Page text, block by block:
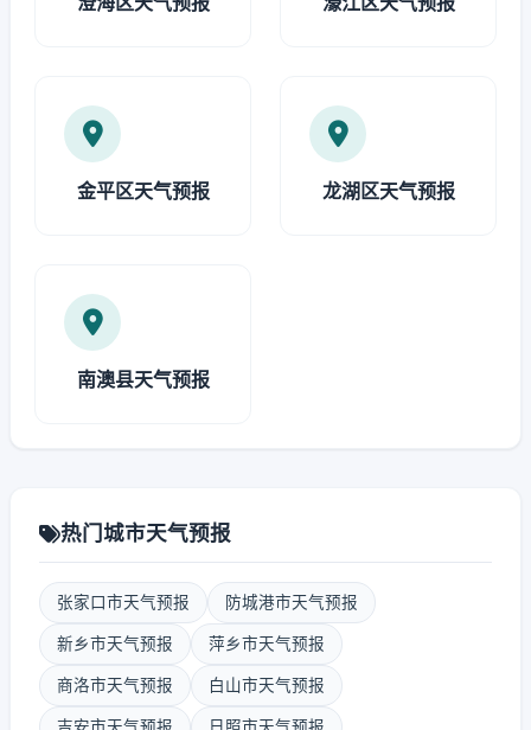
金平区天气预报 龙湖区天气预报
南澳县天气预报
热门城市天气预报
张家口市天气预报 防城港市天气预报
新乡市天气预报 萍乡市天气预报
商洛市天气预报 白山市天气预报